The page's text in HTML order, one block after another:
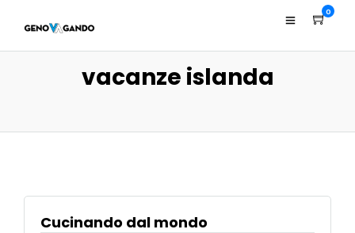
0
vacanze islanda
Cucinando dal mondo